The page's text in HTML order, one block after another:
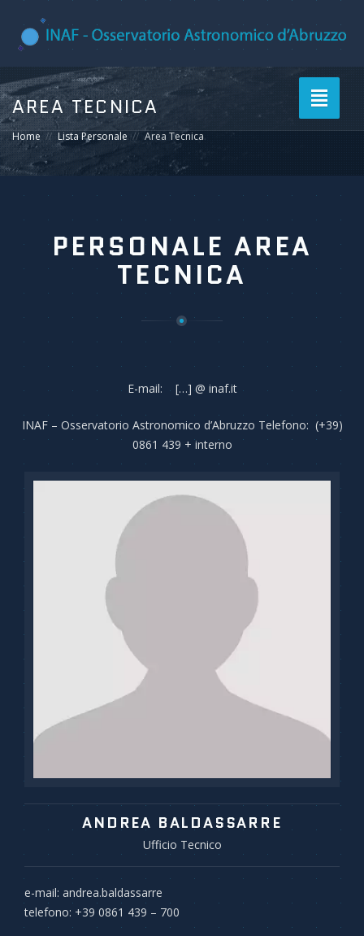
Toggle
AREA TECNICA
Home Lista Personale Area Tecnica
PERSONALE AREA
TECNICA
E-mail: […] @ inaf.it
INAF – Osservatorio Astronomico d’Abruzzo Telefono: (+39)
0861 439 + interno
ANDREA BALDASSARRE
Ufficio Tecnico
e-mail: andrea.baldassarre
telefono: +39 0861 439 – 700